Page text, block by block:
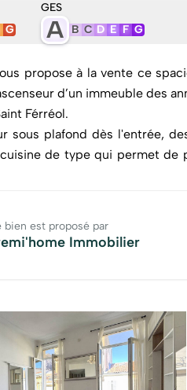
G
GES
A B C D E F G
propose à la vente ce
d’un immeuble des
Férréol.
sous plafond dès l'entrée,
de type qui permet de
les besoins de chacun.
carrelage, chauffage individuel électrique, fibre
Vieux-Port, ce qui permet de
300m de la station de
(consommation énergétique
électrique.
bien est proposé par
Immobilier